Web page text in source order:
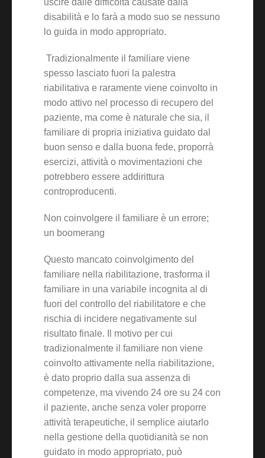
uscire dalle difficoltà causate dalla
disabilità e lo farà a modo suo se nessuno
lo guida in modo appropriato.
Tradizionalmente il familiare viene
spesso lasciato fuori la palestra
riabilitativa e raramente viene coinvolto in
modo attivo nel processo di recupero del
paziente, ma come è naturale che sia, il
familiare di propria iniziativa guidato dal
buon senso e dalla buona fede, proporrà
esercizi, attività o movimentazioni che
potrebbero essere addirittura
controproducenti.
Non coinvolgere il familiare è un errore;
un boomerang
Questo mancato coinvolgimento del
familiare nella riabilitazione, trasforma il
familiare in una variabile incognita al di
fuori del controllo del riabilitatore e che
rischia di incidere negativamente sul
risultato finale. Il motivo per cui
tradizionalmente il familiare non viene
coinvolto attivamente nella riabilitazione,
è dato proprio dalla sua assenza di
competenze, ma vivendo 24 ore su 24 con
il paziente, anche senza voler proporre
attività terapeutiche, il semplice aiutarlo
nella gestione della quotidianità se non
guidato in modo appropriato, può